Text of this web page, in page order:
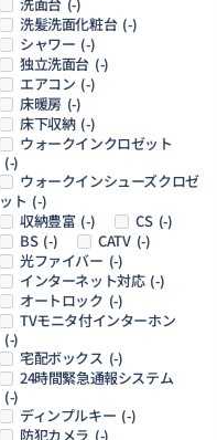
(-)
洗髪洗面化粧台 (-)
シャワー (-)
独立洗面台 (-)
エアコン (-)
床暖房 (-)
床下収納 (-)
ウォークインクロゼット
(-)
ウォークインシューズクロゼ
ット (-)
収納豊富 (-) CS (-)
BS (-) CATV (-)
光ファイバー (-)
インターネット対応 (-)
オートロック (-)
TVモニタ付インターホン
(-)
宅配ボックス (-)
24時間緊急通報システム
(-)
ディンプルキー (-)
防犯カメラ (-)